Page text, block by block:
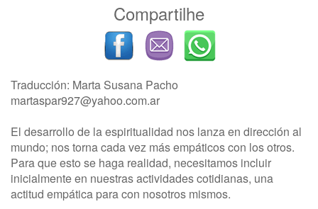
Compartilhe
Traducción: Marta Susana Pacho
martaspar927@yahoo.com.ar
El desarrollo de la espiritualidad nos lanza en dirección al
mundo; nos torna cada vez más empáticos con los otros.
Para que esto se haga realidad, necesitamos incluir
inicialmente en nuestras actividades cotidianas, una
actitud empática para con nosotros mismos.